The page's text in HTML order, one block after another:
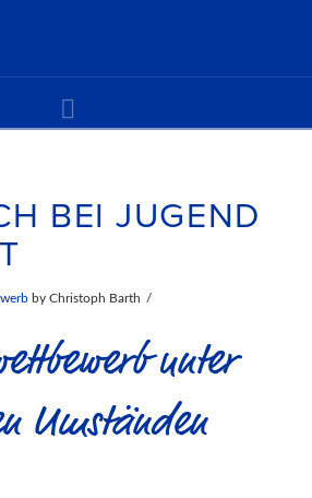
BEI JUGEND
by Christoph Barth
unter
Umständen